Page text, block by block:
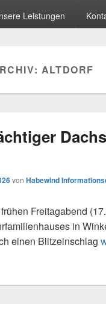
Leistungen
ALTDORF
von Habewind
Freitagabend
in
einen Blitzeinschlag